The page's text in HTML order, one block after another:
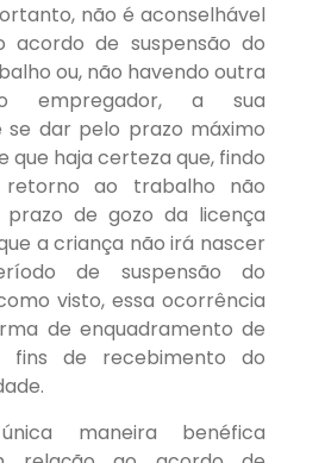
não é aconselhável
acordo de suspensão do
ou, não havendo outra
empregador, a sua
se dar pelo prazo máximo
que haja certeza que, findo
ao trabalho não
de gozo da licença
a criança não irá nascer
de suspensão do
visto, essa ocorrência
de enquadramento de
fins de recebimento do
maneira benéfica